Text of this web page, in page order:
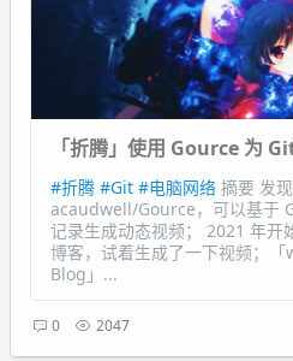
「折腾」使用 Gource 为
#折腾 #Git #电脑网络 摘要 发
acaudwell/Gource，可以基于
记录生成动态视频； 2021 年
博客，试着生成了一下视频；
Blog」...
0 2047